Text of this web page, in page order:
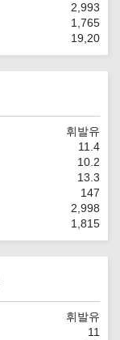
2,993
1,765
19,20
휘발유
11.4
10.2
13.3
147
2,998
1,815
휘발유
11